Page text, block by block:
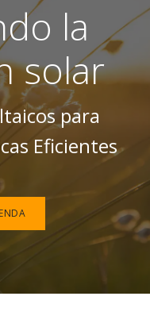
la
solar
para
Eficientes